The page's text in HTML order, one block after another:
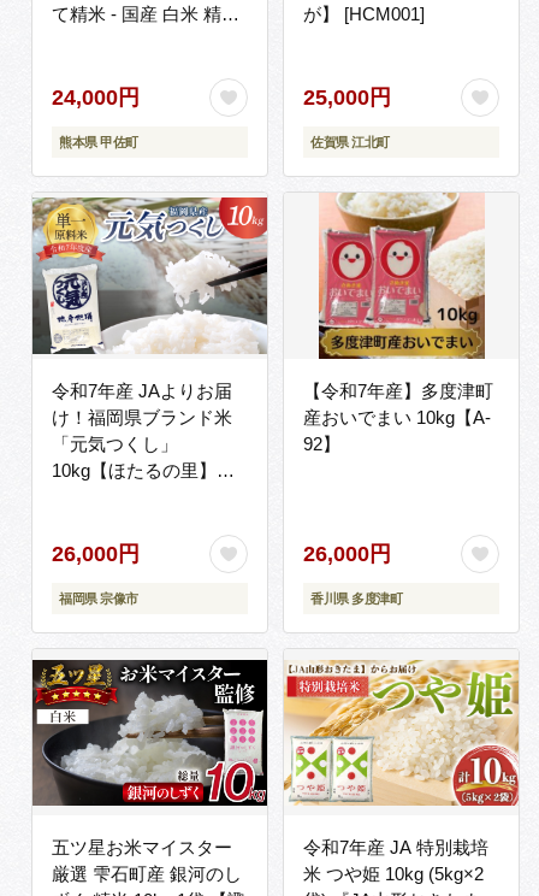
て精米 - 国産 白米 精米
ター 生活応援 ひのひか
り 森のくまさん おすす
め 熊本県 甲佐町【価格
改定ZQ】
24,000円
熊本県 甲佐町
が】 [HCM001]
25,000円
佐賀県 江北町
令和7年産 JAよりお届
け！福岡県ブランド米
「元気つくし」
10kg【ほたるの里】
26,000円
福岡県 宗像市
【令和7年産】多度津町
産おいでまい 10kg【A-
92】
26,000円
香川県 多度津町
五ツ星お米マイスター
厳選 雫石町産 銀河のし
令和7年産 JA 特別栽培
米 つや姫 10kg (5kg×2